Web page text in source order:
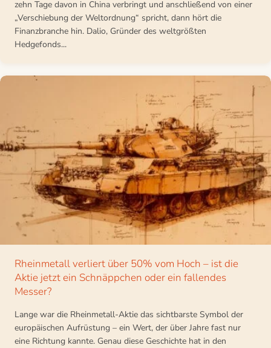
zehn Tage davon in China verbringt und anschließend von einer
„Verschiebung der Weltordnung“ spricht, dann hört die
Finanzbranche hin. Dalio, Gründer des weltgrößten
Hedgefonds...
Rheinmetall verliert über 50% vom Hoch – ist die
Aktie jetzt ein Schnäppchen oder ein fallendes
Messer?
Lange war die Rheinmetall-Aktie das sichtbarste Symbol der
europäischen Aufrüstung – ein Wert, der über Jahre fast nur
eine Richtung kannte. Genau diese Geschichte hat in den